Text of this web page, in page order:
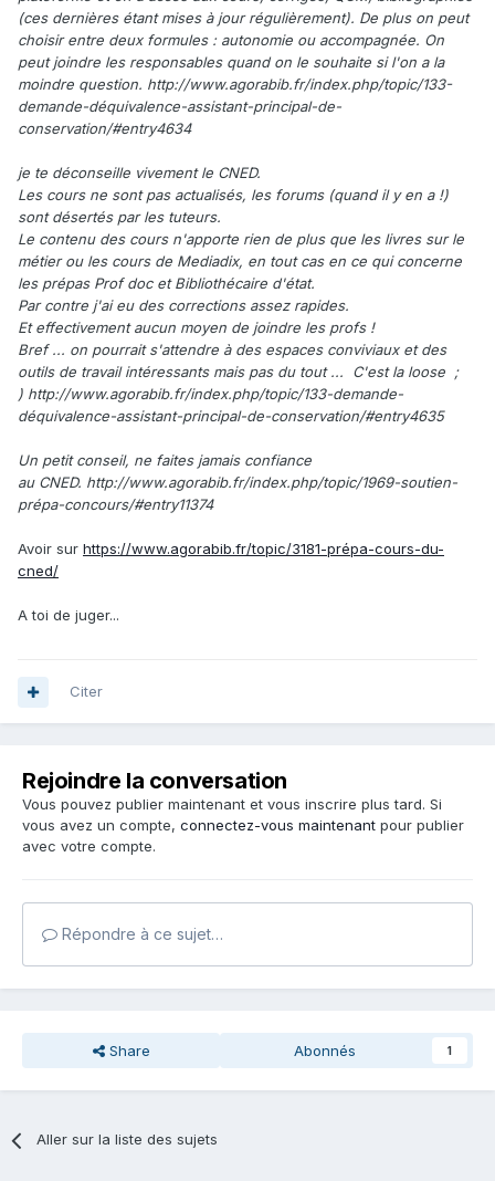
(ces dernières étant mises à jour régulièrement). De plus on peut
choisir entre deux formules : autonomie ou accompagnée. On
peut joindre les responsables quand on le souhaite si l'on a la
moindre question. http://www.agorabib.fr/index.php/topic/133-
demande-déquivalence-assistant-principal-de-
conservation/#entry4634
je te déconseille vivement le CNED.
Les cours ne sont pas actualisés, les forums (quand il y en a !)
sont désertés par les tuteurs.
Le contenu des cours n'apporte rien de plus que les livres sur le
métier ou les cours de Mediadix, en tout cas en ce qui concerne
les prépas Prof doc et Bibliothécaire d'état.
Par contre j'ai eu des corrections assez rapides.
Et effectivement aucun moyen de joindre les profs !
Bref ... on pourrait s'attendre à des espaces conviviaux et des
outils de travail intéressants mais pas du tout ... C'est la loose ;
) http://www.agorabib.fr/index.php/topic/133-demande-
déquivalence-assistant-principal-de-conservation/#entry4635
Un petit conseil, ne faites jamais confiance
au CNED. http://www.agorabib.fr/index.php/topic/1969-soutien-
prépa-concours/#entry11374
Avoir sur https://www.agorabib.fr/topic/3181-prépa-cours-du-
cned/
A toi de juger...
Citer
Rejoindre la conversation
Vous pouvez publier maintenant et vous inscrire plus tard. Si
vous avez un compte, connectez-vous maintenant pour publier
avec votre compte.
Répondre à ce sujet…
Share Abonnés 1
Aller sur la liste des sujets